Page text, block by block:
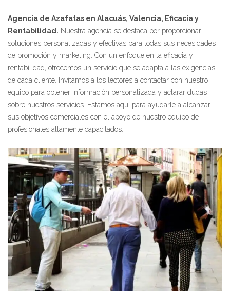
Agencia de Azafatas en Alacuás, Valencia, Eficacia y
Rentabilidad. Nuestra agencia se destaca por proporcionar
soluciones personalizadas y efectivas para todas sus necesidades
de promoción y marketing. Con un enfoque en la eficacia y
rentabilidad, ofrecemos un servicio que se adapta a las exigencias
de cada cliente. Invitamos a los lectores a contactar con nuestro
equipo para obtener información personalizada y aclarar dudas
sobre nuestros servicios. Estamos aquí para ayudarle a alcanzar
sus objetivos comerciales con el apoyo de nuestro equipo de
profesionales altamente capacitados.